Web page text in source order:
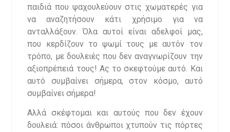
παιδιά που ψαχουλεύουν στις χωματερές για
να αναζητήσουν κάτι χρήσιμο για να
ανταλλάξουν. Όλα αυτοί είναι αδελφοί μας,
που κερδίζουν το ψωμί τους με αυτόν τον
τρόπο, με δουλειές που δεν αναγνωρίζουν την
αξιοπρέπειά τους! Ας το σκεφτούμε αυτό. Και
αυτό συμβαίνει σήμερα, στον κόσμο, αυτό
συμβαίνει σήμερα!
Αλλά σκέφτομαι και αυτούς που δεν έχουν
δουλειά: πόσοι άνθρωποι χτυπούν τις πόρτες